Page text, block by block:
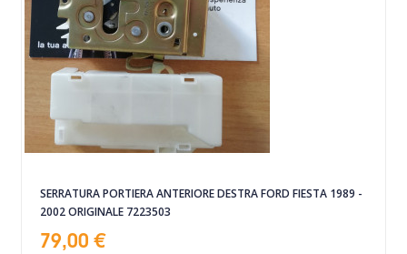
SERRATURA PORTIERA ANTERIORE DESTRA FORD FIESTA 1989 -
2002 ORIGINALE 7223503
79,00 €